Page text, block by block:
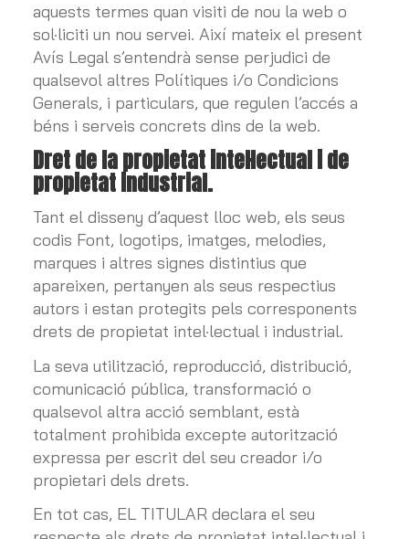
aquests termes quan visiti de nou la web o
sol·liciti un nou servei. Així mateix el present
Avís Legal s’entendrà sense perjudici de
qualsevol altres Polítiques i/o Condicions
Generals, i particulars, que regulen l’accés a
béns i serveis concrets dins de la web.
Dret de la propietat intel·lectual i de
propietat industrial.
Tant el disseny d’aquest lloc web, els seus
codis Font, logotips, imatges, melodies,
marques i altres signes distintius que
apareixen, pertanyen als seus respectius
autors i estan protegits pels corresponents
drets de propietat intel·lectual i industrial.
La seva utilització, reproducció, distribució,
comunicació pública, transformació o
qualsevol altra acció semblant, està
totalment prohibida excepte autorització
expressa per escrit del seu creador i/o
propietari dels drets.
En tot cas, EL TITULAR declara el seu